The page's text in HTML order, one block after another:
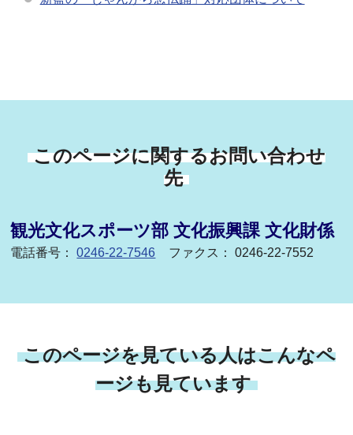
このページに関するお問い合わせ
先
観光文化スポーツ部 文化振興課 文化財係
電話番号：0246-22-7546 ファクス： 0246-22-7552
このページを見ている人はこんなペ
ージも見ています